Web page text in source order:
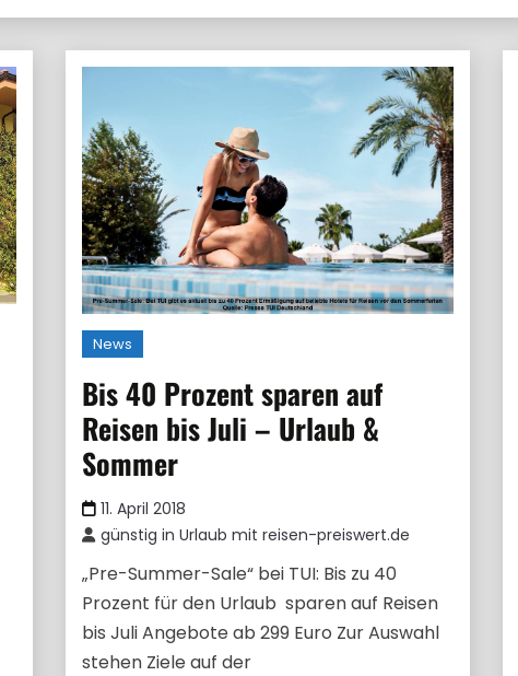
News
Bis 40 Prozent sparen auf
Reisen bis Juli – Urlaub &
Sommer
11. April 2018
günstig in Urlaub mit reisen-preiswert.de
„Pre-Summer-Sale“ bei TUI: Bis zu 40
Prozent für den Urlaub sparen auf Reisen
bis Juli Angebote ab 299 Euro Zur Auswahl
stehen Ziele auf der